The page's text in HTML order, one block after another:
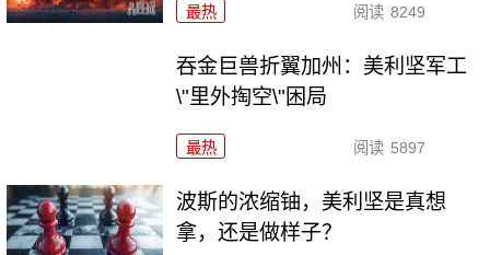
最热 阅读 8249
吞金巨兽折翼加州：美利坚军工
\"里外掏空\"困局
最热 阅读 5897
波斯的浓缩铀，美利坚是真想
拿，还是做样子？